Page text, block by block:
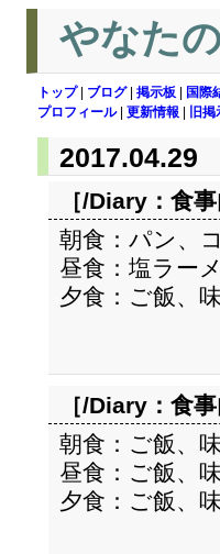
やなた
トップ| ブログ| 掲示板 国際
プロフィール| 更新情報 旧
2017.04.29
［/Diary： 食
朝食：パン、
昼食：塩ラー
夕食：ご飯、
［/Diary： 食
朝食：ご飯、
昼食：ご飯、
夕食：ご飯、